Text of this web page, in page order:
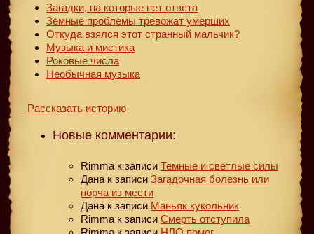
Загадки, на которые нет ответа
Земные проблемы тревожат умерших
Откуда взялся этот странный мальчик?
Музыка и мистика
Роковые числа
Необычная музыка
Рассказать историю
Новые комментарии:
Rimma к записи Темные и светлые силы
Дана к записи Загадочная болезнь или
порча из мести
Дана к записи Маньяк кукольник
Rimma к записи Смерть отступила